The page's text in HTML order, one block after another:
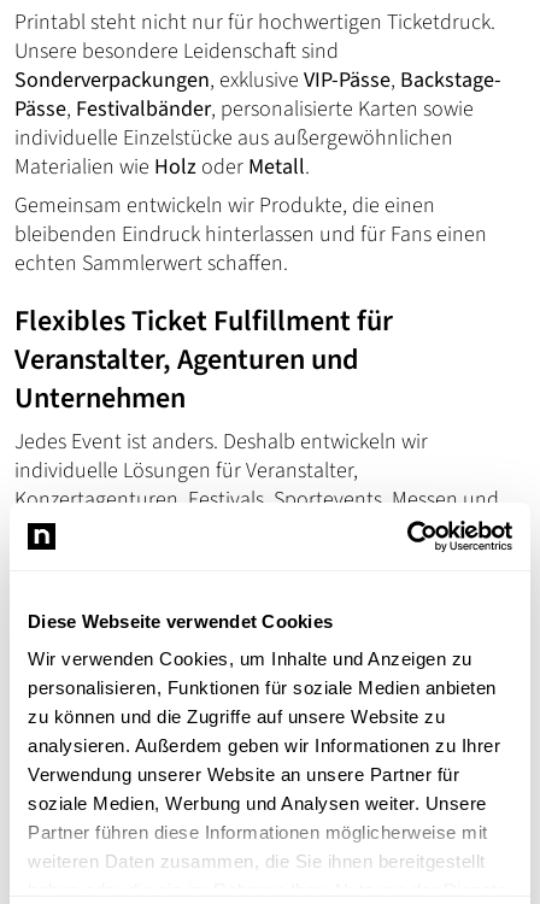
Diese Webseite verwendet Cookies
Wir verwenden Cookies, um Inhalte und Anzeigen zu
personalisieren, Funktionen für soziale Medien anbieten
zu können und die Zugriffe auf unsere Website zu
analysieren. Außerdem geben wir Informationen zu Ihrer
Verwendung unserer Website an unsere Partner für
soziale Medien, Werbung und Analysen weiter. Unsere
Partner führen diese Informationen möglicherweise mit
weiteren Daten zusammen, die Sie ihnen bereitgestellt
Printabl steht nicht nur für hochwertigen Ticketdruck.
Unsere besondere Leidenschaft sind
Sonderverpackungen, exklusive VIP-Pässe, Backstage-
Pässe, Festivalbänder, personalisierte Karten sowie
individuelle Einzelstücke aus außergewöhnlichen
Materialien wie Holz oder Metall.
Gemeinsam entwickeln wir Produkte, die einen
bleibenden Eindruck hinterlassen und für Fans einen
echten Sammlerwert schaffen.
Flexibles Ticket Fulfillment für
Veranstalter, Agenturen und
Unternehmen
Jedes Event ist anders. Deshalb entwickeln wir
individuelle Lösungen für Veranstalter,
Konzertagenturen, Festivals, Sportevents, Messen und
Unternehmen.
Sonderformate und Spezialverpackungen
Zielgruppenspezifische Versandlösungen
Digitale Add-ons
Flexible Produktions- und Versandprozesse
Professionelles Rückläufermanagement
Transparente Versandstatusübermittlung
Erfahrung aus der Event- und
Musikbranche